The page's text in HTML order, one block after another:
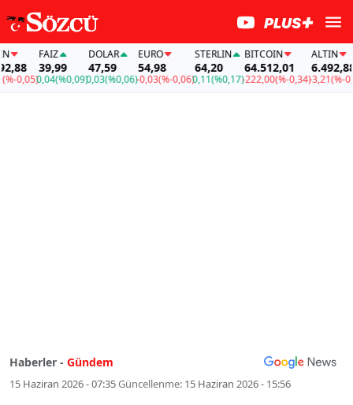
0,05)
FAİZ
39,99
0,04(%0,09)
DOLAR
47,59
0,03(%0,06)
EURO
54,98
-0,03(%-0,06)
STERLIN
64,20
0,11(%0,17)
BITCOIN
64.512,01
-222,00(%-0,34)
ALTIN
6.492,88
-3,21(%-
Haberler - Gündem
15 Haziran 2026 - 07:35Güncellenme: 15 Haziran 2026 - 15:56